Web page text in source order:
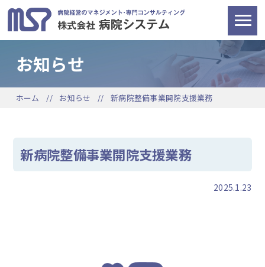
お知らせ
ホーム お知らせ 新病院整備事業開院支援業務
新病院整備事業開院支援業務
2025.1.23